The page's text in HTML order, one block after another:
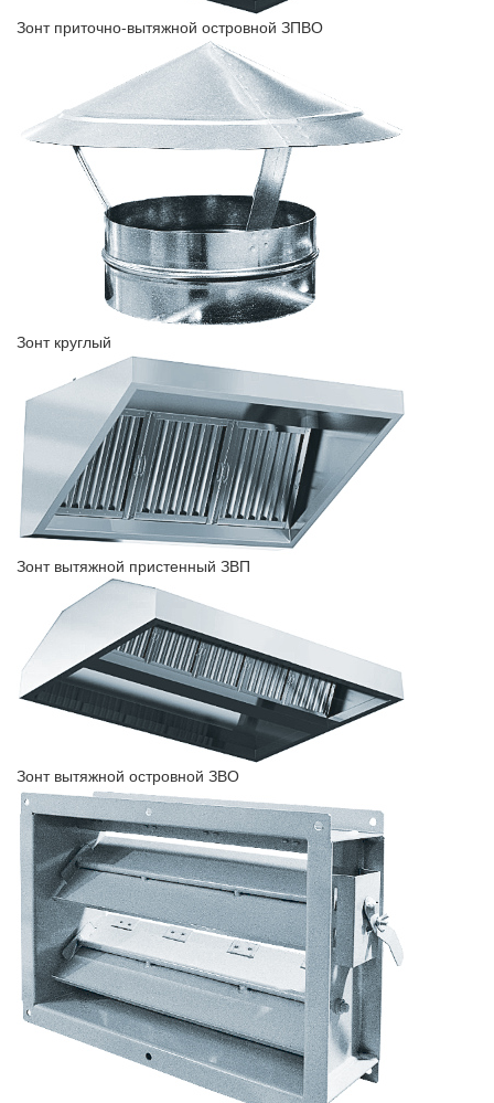
Зонт приточно-вытяжной островной ЗПВО
Зонт круглый
Зонт вытяжной пристенный ЗВП
Зонт вытяжной островной ЗВО